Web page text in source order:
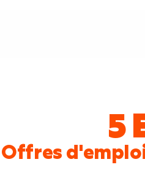
5
Offres